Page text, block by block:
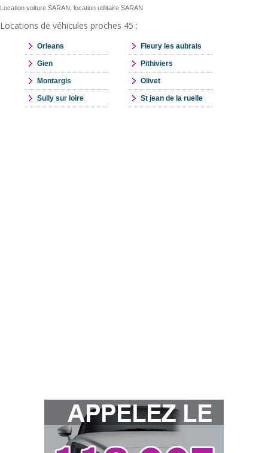
Location voiture SARAN, location utilitaire SARAN
Locations de véhicules proches 45 :
Orleans Fleury les aubrais
Gien Pithiviers
Montargis Olivet
Sully sur loire St jean de la ruelle